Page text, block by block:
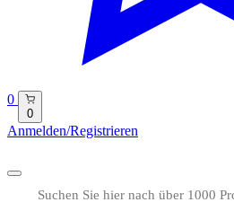
0
0
Anmelden/Registrieren